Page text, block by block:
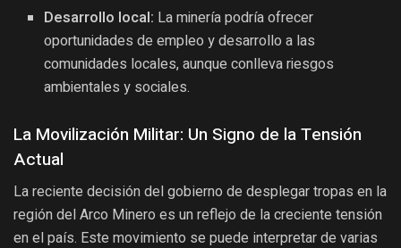
Desarrollo local: La minería podría ofrecer
oportunidades de empleo y desarrollo a las
comunidades locales, aunque conlleva riesgos
ambientales y sociales.
La Movilización Militar: Un Signo de la Tensión
Actual
La reciente decisión del gobierno de desplegar tropas en la
región del Arco Minero es un reflejo de la creciente tensión
en el país. Este movimiento se puede interpretar de varias